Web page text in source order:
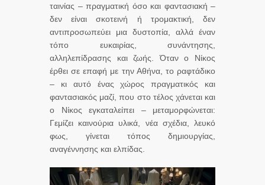
ταινίας – πραγματική όσο και φαντασιακή –
δεν είναι σκοτεινή ή τρομακτική, δεν
αντιπροσωπεύει μια δυστοπία, αλλά έναν
τόπο ευκαιρίας, συνάντησης,
αλληλεπίδρασης και ζωής. Όταν ο Νίκος
έρθει σε επαφή με την Αθήνα, το ραφτάδικο
– κι αυτό ένας χώρος πραγματικός και
φαντασιακός μαζί, που στο τέλος χάνεται και
ο Νίκος εγκαταλείπει – μεταμορφώνεται:
Γεμίζει καινούρια υλικά, νέα σχέδια, λευκό
φως, γίνεται τόπος δημιουργίας,
αναγέννησης και ελπίδας.